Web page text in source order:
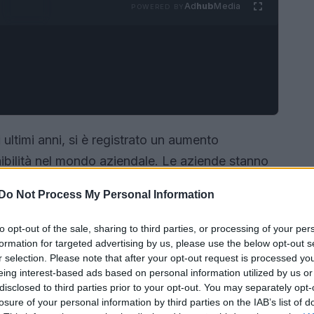
Do Not Process My Personal Information
opt-out of the sale, sharing to third parties, or processing of your
for targeted advertising by us, please use the below opt-out
selection. Please note that after your opt-out request is processed
interest-based ads based on personal information utilized by us
to third parties prior to your opt-out. You may separately
of your personal information by third parties on the IAB’s list of
AdhubMedia
ultimi anni, si è registrato un aumento
nel mondo aziendale. Le aziende stanno
per il futuro. Con l’aumento della
il concetto di carbon neutrale la
diventati aspetti fondamentali.